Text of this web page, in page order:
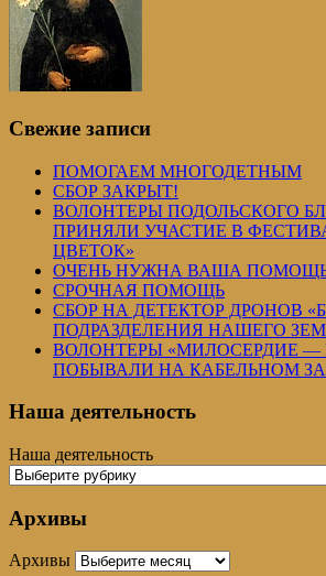
Свежие записи
ПОМОГАЕМ МНОГОДЕТНЫМ
СБОР ЗАКРЫТ!
ВОЛОНТЕРЫ ПОДОЛЬСКОГО
ПРИНЯЛИ УЧАСТИЕ В
ЦВЕТОК»
ОЧЕНЬ НУЖНА ВАША
СРОЧНАЯ ПОМОЩЬ
СБОР НА ДЕТЕКТОР ДРОНОВ
ПОДРАЗДЕЛЕНИЯ НАШЕГО
ВОЛОНТЕРЫ «МИЛОСЕРДИЕ —
ПОБЫВАЛИ НА КАБЕЛЬНОМ
Наша деятельность
Наша деятельность
Архивы
Архивы